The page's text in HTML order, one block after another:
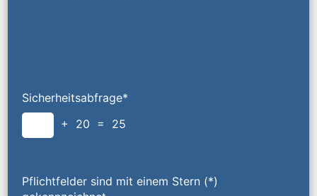
Sicherheitsabfrage*
+ 20 = 25
Pflichtfelder sind mit einem Stern (*)